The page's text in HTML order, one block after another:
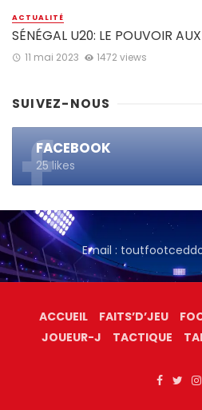
ACTUALITÉ
SÉNÉGAL U20: LE POUVOIR
11 mai 2023 1472 views
SUIVEZ-NOUS
FACEBOOK
25 likes
Email :
ACCUEIL FAITS’D’JEU
JOUEUR-J
TACTIQUE